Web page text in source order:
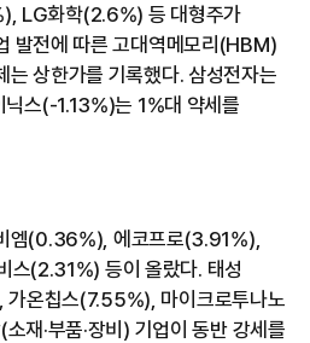
LG화학(2.6%) 등 대형주가
발전에 따른 고대역메모리(HBM)
는 상한가를 기록했다. 삼성전자는
스(-1.13%)는 1%대 약세를
엠(0.36%), 에코프로(3.91%),
(2.31%) 등이 올랐다. 태성
온칩스(7.55%), 마이크로투나노
재·부품·장비) 기업이 동반 강세를